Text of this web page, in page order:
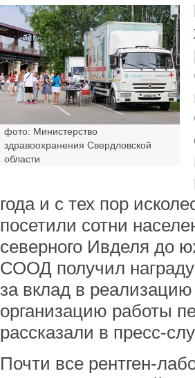
фото: Министерство
здравоохранения Свердловской
области
года и с тех пор
посетили сотни
северного Ивделя до
СООД получил
за вклад в
организацию работы
рассказали в пресс-
Почти все рентген-